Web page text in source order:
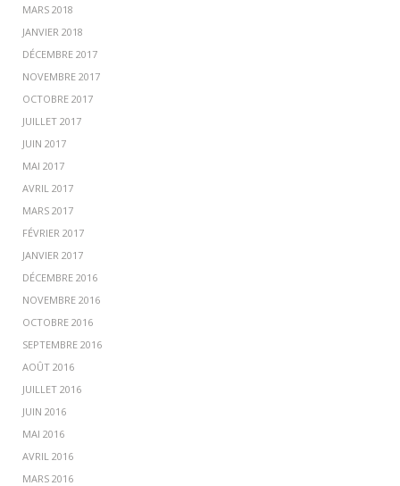
MARS 2018
JANVIER 2018
DÉCEMBRE 2017
NOVEMBRE 2017
OCTOBRE 2017
JUILLET 2017
JUIN 2017
MAI 2017
AVRIL 2017
MARS 2017
FÉVRIER 2017
JANVIER 2017
DÉCEMBRE 2016
NOVEMBRE 2016
OCTOBRE 2016
SEPTEMBRE 2016
AOÛT 2016
JUILLET 2016
JUIN 2016
MAI 2016
AVRIL 2016
MARS 2016